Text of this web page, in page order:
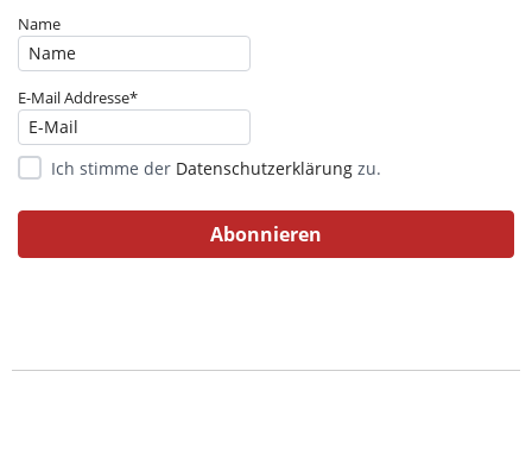
Name
E-Mail Addresse*
Ich stimme der Datenschutzerklärung zu.